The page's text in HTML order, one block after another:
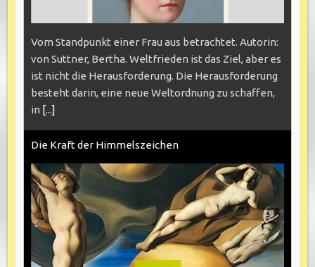
Vom Standpunkt einer Frau aus betrachtet. Autorin:
von Suttner, Bertha. Weltfrieden ist das Ziel, aber es
ist nicht die Herausforderung. Die Herausforderung
besteht darin, eine neue Weltordnung zu schaffen,
in [...]
Die Kraft der Himmelszeichen